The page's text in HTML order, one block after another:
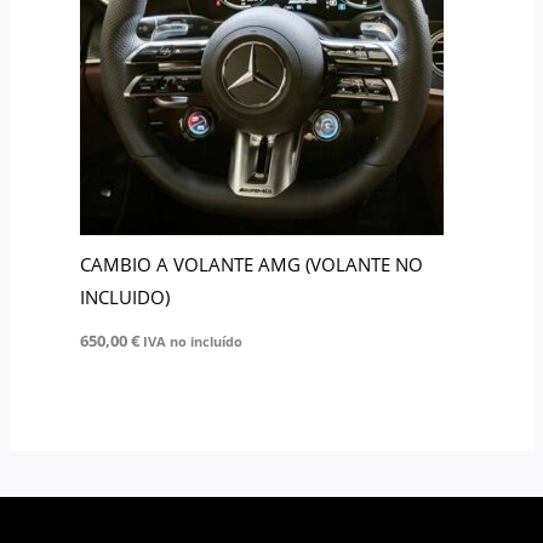
CAMBIO A VOLANTE AMG (VOLANTE NO
INCLUIDO)
650,00€ IVA no incluído